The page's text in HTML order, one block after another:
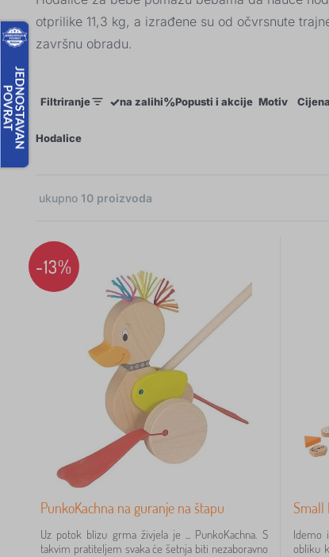
otprilike 11,3 kg, a izrađene su od očvrsnute
završnu obradu.
Filtriranje ✓na zalihi%Popusti i akcije Motiv Cijena
Hodalice
ukupno 10 proizvoda
-13%
PunkoKachna na guranje na štapu
Uz potok blizu grma živjela je ... PunkoKachna. S
takvim pratiteljem svaka će šetnja biti nezaboravno
Small
Idemo
obliku